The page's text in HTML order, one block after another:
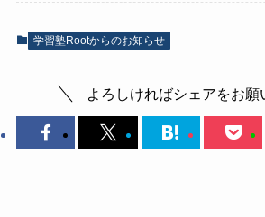
学習塾Rootからのお知らせ
よろしければシェアをお願